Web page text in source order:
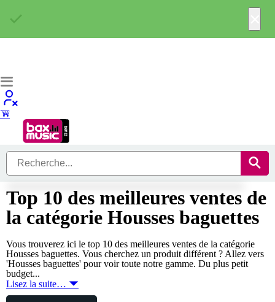
Top 10 des meilleures ventes de
la catégorie Housses baguettes
Vous trouverez ici le top 10 des meilleures ventes de la catégorie
Housses baguettes. Vous cherchez un produit différent ? Allez vers
'Housses baguettes' pour voir toute notre gamme. Du plus petit
budget...
Lisez la suite…